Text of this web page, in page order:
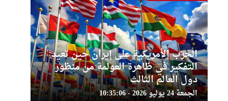
الحرب الأمريكية على إيران حين تعيد
التفكير في ظاهرة العولمة من منظور
دول العالم الثالث
الجمعة 24 يوليو 2026 - 10:35:06